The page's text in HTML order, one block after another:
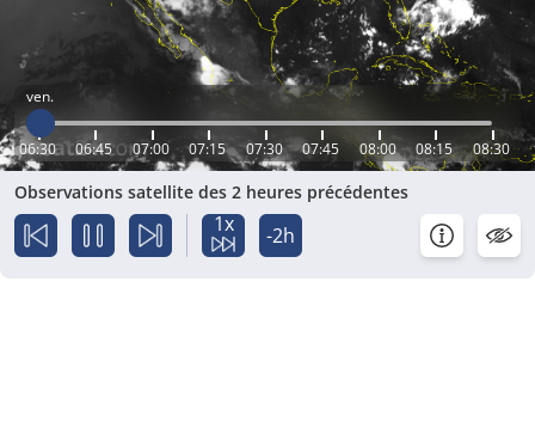
ven.
06:30 06:45 07:00 07:15 07:30 07:45 08:00 08:15 08:30
Observations satellite des 2 heures précédentes
1x -2h